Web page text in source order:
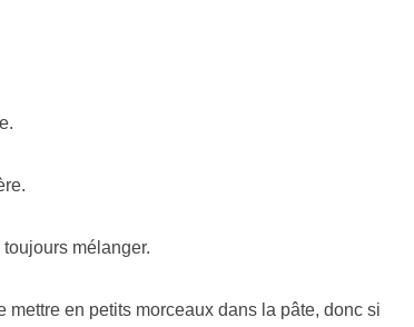
mélanger.
en petits morceaux dans la pâte, donc si